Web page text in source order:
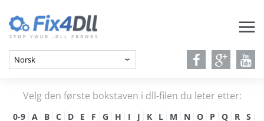
Velg den første bokstaven i dll-filen du leter etter:
0-9 A B C D E F G H I J K L M N O P Q R
S